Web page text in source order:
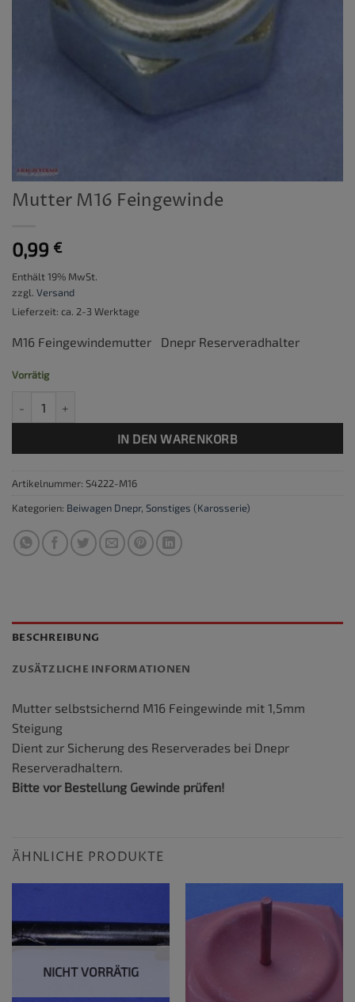
Mutter M16 Feingewinde
0,99 €
Enthält 19% MwSt.
zzgl. Versand
Lieferzeit: ca. 2-3 Werktage
M16 Feingewindemutter Dnepr Reserveradhalter
Vorrätig
IN DEN WARENKORB
Artikelnummer: S4222-M16
Kategorien: Beiwagen Dnepr, Sonstiges (Karosserie)
BESCHREIBUNG
ZUSÄTZLICHE INFORMATIONEN
Mutter selbstsichernd M16 Feingewinde mit 1,5mm
Steigung
Dient zur Sicherung des Reserverades bei Dnepr
Reserveradhaltern.
Bitte vor Bestellung Gewinde prüfen!
ÄHNLICHE PRODUKTE
NICHT VORRÄTIG